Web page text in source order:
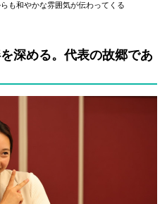
も和やかな雰囲気が伝わってくる
深める。代表の故郷であ